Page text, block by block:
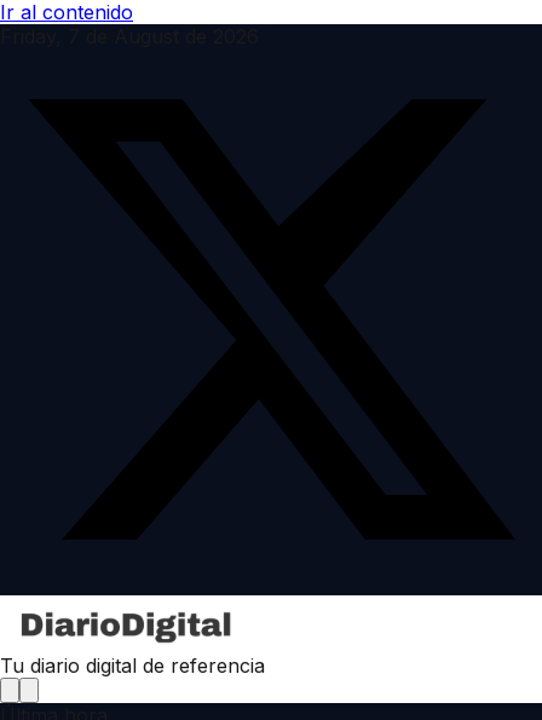
Ir al contenido
Tu diario digital de referencia